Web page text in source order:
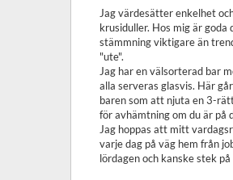
Jag värdesätter enkelhet
krusiduller. Hos mig är goda
stämmning viktigare än
"ute".
Jag har en välsorterad bar
alla serveras glasvis. Här
baren som att njuta en 3-
för avhämtning om du är på
Jag hoppas att mitt
varje dag på väg hem från
lördagen och kanske stek på